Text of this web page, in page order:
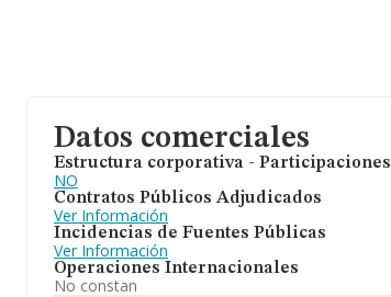
Datos comerciales
Estructura corporativa - Participaciones
NO
Contratos Públicos Adjudicados
Ver Información
Incidencias de Fuentes Públicas
Ver Información
Operaciones Internacionales
No constan